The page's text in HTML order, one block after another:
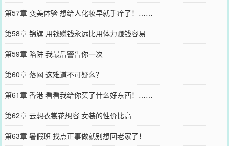
第57章 变美体验 想给人化妆早就手痒了！……
第58章 锦旗 用钱赚钱永远比用体力赚钱容易
第59章 陷阱 我最后警告你一次
第60章 落网 这难道不可疑么？
第61章 香港 看看我给你买了什么好东西！……
第62章 云想衣裳花想容 女装的性价比高
第63章 暑假班 找点正事做就别想回老家了！